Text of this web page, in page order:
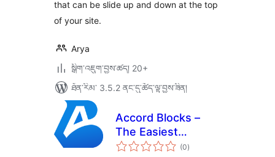
that can be slide up and down at the top
of your site.
Arya
སྒྲིག་འཇུག་བྱས་ཚད། 20+
ཐོན་རིམ་ 3.5.2 ནང་དུ་ཚོད་ལྟ་བྱས་ཟིན།
Accord Blocks –
The Easiest
Accordion & FAQ
(0གདེང་
འཇོག་
)